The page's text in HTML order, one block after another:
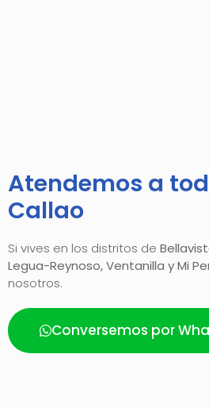
Atendemos a
Callao
Si vives en los distritos de
Legua-Reynoso, Ventanilla y Mi
nosotros.
Conversemos por